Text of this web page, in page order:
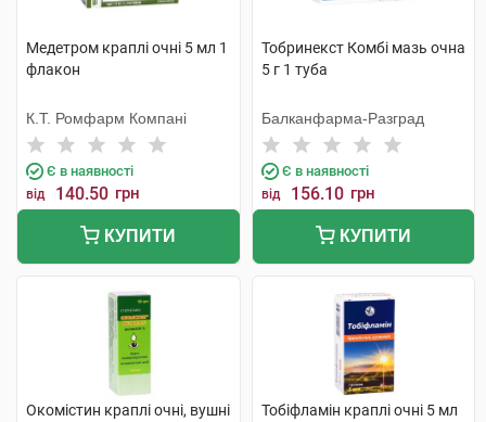
Медетром краплі очні 5 мл 1
флакон
К.Т. Ромфарм Компані
Є в наявності
від 140.50 грн
КУПИТИ
Тобринекст Комбі мазь очна
5 г 1 туба
Балканфарма-Разград
Є в наявності
від 156.10 грн
КУПИТИ
Окомістин краплі очні, вушні
Тобіфламін краплі очні 5 мл